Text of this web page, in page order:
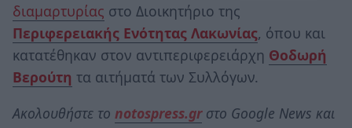
διαμαρτυρίας στο Διοικητήριο της
Περιφερειακής Ενότητας Λακωνίας, όπου και
κατατέθηκαν στον αντιπεριφερειάρχη Θοδωρή
Βερούτη τα αιτήματά των Συλλόγων.
Ακολουθήστε το notospress.grστο Google News και